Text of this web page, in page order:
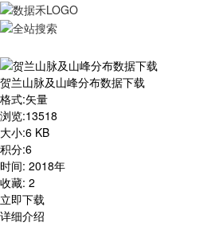
贺兰山脉及山峰分布数据下载
格式:矢量
浏览:13518
大小:6 KB
积分:6
时间: 2018年
收藏: 2
立即下载
详细介绍